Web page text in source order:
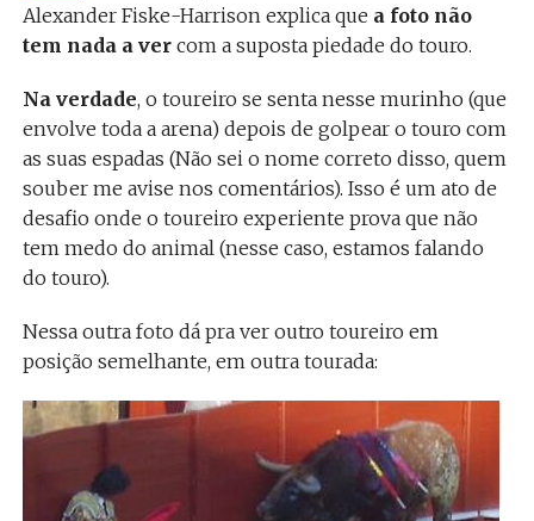
Alexander Fiske-Harrison explica que a foto não
tem nada a vercom a suposta piedade do touro.
Na verdade, o toureiro se senta nesse murinho (que
envolve toda a arena) depois de golpear o touro com
as suas espadas (Não sei o nome correto disso, quem
souber me avise nos comentários). Isso é um ato de
desafio onde o toureiro experiente prova que não
tem medo do animal (nesse caso, estamos falando
do touro).
Nessa outra foto dá pra ver outro toureiro em
posição semelhante, em outra tourada: